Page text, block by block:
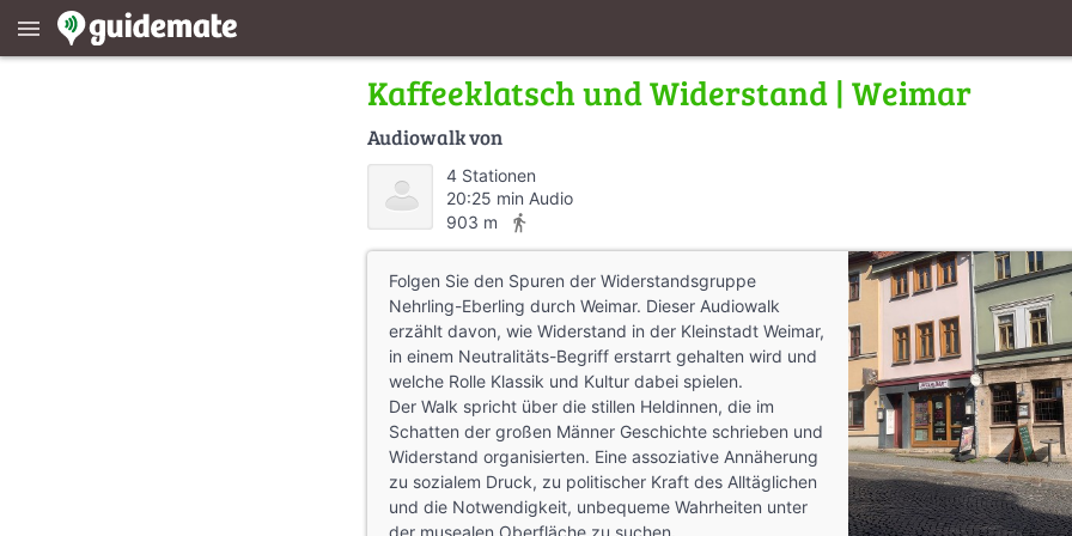
menu
Kaffeeklatsch und Widerstand | Weimar
Audiowalk von
4 Stationen
20:25 min Audio
903 m
directions_walk
Folgen Sie den Spuren der Widerstandsgruppe
Nehrling-Eberling durch Weimar. Dieser Audiowalk
erzählt davon, wie Widerstand in der Kleinstadt Weimar,
in einem Neutralitäts-Begriff erstarrt gehalten wird und
welche Rolle Klassik und Kultur dabei spielen.
Der Walk spricht über die stillen Heldinnen, die im
Schatten der großen Männer Geschichte schrieben und
Widerstand organisierten. Eine assoziative Annäherung
zu sozialem Druck, zu politischer Kraft des Alltäglichen
und die Notwendigkeit, unbequeme Wahrheiten unter